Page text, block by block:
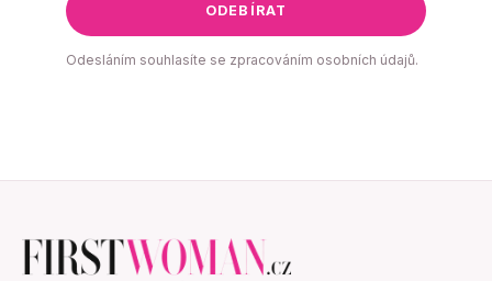
ODEBÍRAT
Odesláním souhlasíte se zpracováním osobních údajů.